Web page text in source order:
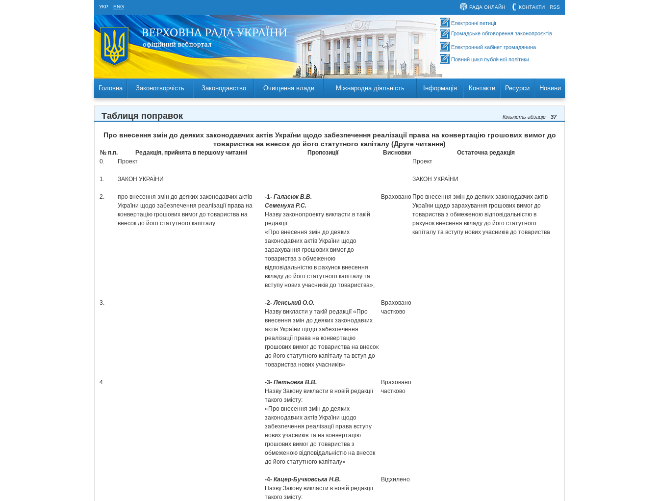
УКР ENG RSS
КОНТАКТИ
РАДА ОНЛАЙН
Електронні петиції
Громадське обговорення законопроєктів
Електронний кабінет громадянина
Повний цикл публічної політики
Головна Законотворчість Законодавство Очищення влади Міжнародна діяльність Інформація Контакти Ресурси Новини
Кількість абзаців - 37
Таблиця поправок
Про внесення змін до деяких законодавчих актів України щодо забезпечення реалізації права на конвертацію грошових вимог до
товариства на внесок до його статутного капіталу (Друге читання)
№ п.п. Редакція, прийнята в першому читанні Пропозиції Висновки
Остаточна редакція
0.
Проект Проект
1. ЗАКОН УКРАЇНИ ЗАКОН УКРАЇНИ
2.
про внесення змін до деяких законодавчих актів
України щодо забезпечення реалізації права на
конвертацію грошових вимог до товариства на
внесок до його статутного капіталу
-1- Галасюк В.В.
Семенуха Р.С.
Назву законопроекту викласти в такій
редакції:
«Про внесення змін до деяких
законодавчих актів України щодо
зарахування грошових вимог до
товариства з обмеженою
відповідальністю в рахунок внесення
вкладу до його статутного капіталу та
вступу нових учасників до товариства»;
Враховано Про внесення змін до деяких законодавчих актів
України щодо зарахування грошових вимог до
товариства з обмеженою відповідальністю в
рахунок внесення вкладу до його статутного
капіталу та вступу нових учасників до товариства
3. -2-Ленський О.О.
Назву викласти у такій редакції «Про
внесення змін до деяких законодавчих
актів України щодо забезпечення
реалізації права на конвертацію
грошових вимог до товариства на внесок
до його статутного капіталу та вступ до
товариства нових учасників»
Враховано
частково
4. -3- Петьовка В.В.
Назву Закону викласти в новій редакції
такого змісту:
«Про внесення змін до деяких
законодавчих актів України щодо
забезпечення реалізації права вступу
нових учасників та на конвертацію
грошових вимог до товариства з
обмеженою відповідальністю на внесок
до його статутного капіталу»
Враховано
частково
-4- Кацер-Бучковська Н.В.
Назву Закону викласти в новій редакції
такого змісту:
Відхилено